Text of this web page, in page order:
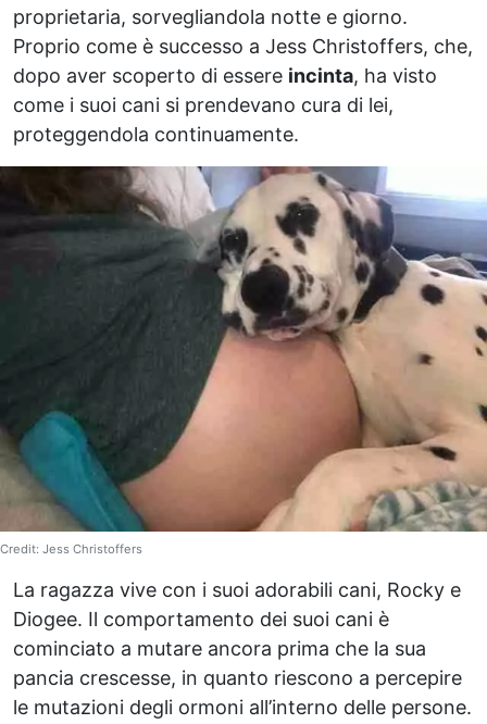
proprietaria, sorvegliandola notte e giorno.
Proprio come è successo a Jess Christoffers, che,
dopo aver scoperto di essere incinta, ha visto
come i suoi cani si prendevano cura di lei,
proteggendola continuamente.
Credit: Jess Christoffers
La ragazza vive con i suoi adorabili cani, Rocky e
Diogee. Il comportamento dei suoi cani è
cominciato a mutare ancora prima che la sua
pancia crescesse, in quanto riescono a percepire
le mutazioni degli ormoni all’interno delle persone.